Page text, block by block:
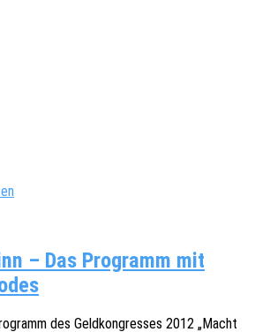
– Das Programm mit
des Geld­kon­gres­ses 2012 „Macht